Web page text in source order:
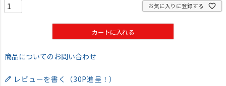
お気に入りに登録する
カートに入れる
商品についてのお問い合わせ
レビューを書く（30P進呈！）